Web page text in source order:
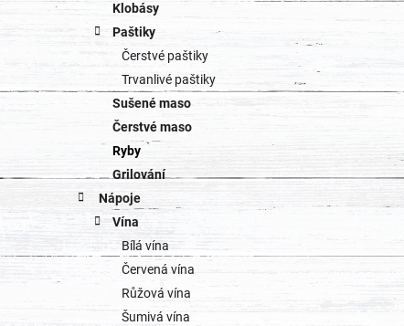
Klobásy
Paštiky
Čerstvé paštiky
Trvanlivé paštiky
Sušené maso
Čerstvé maso
Ryby
Grilování
Nápoje
Vína
Bílá vína
Červená vína
Růžová vína
Šumivá vína